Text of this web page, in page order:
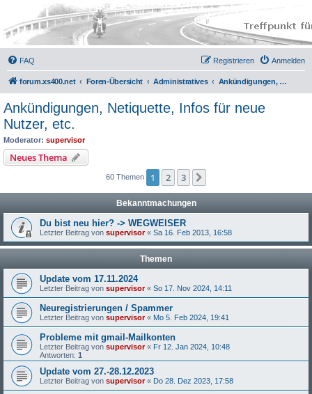
FAQ Anmelden
Registrieren
forum.xs400.net Foren-Übersicht Administratives Ankündigungen, Netiquette, Infos für neue Nutzer, etc.
Ankündigungen, Netiquette, Infos für neue
Nutzer, etc.
Moderator: supervisor
Neues Thema
60 Themen 1 2 3
Bekanntmachungen
Du bist neu hier? -> WEGWEISER
Letzter Beitrag von supervisor« Sa 16. Feb 2013, 16:58
Themen
Update vom 17.11.2024
Letzter Beitrag von supervisor« So 17. Nov 2024, 14:11
Neuregistrierungen / Spammer
Letzter Beitrag von supervisor« Mo 5. Feb 2024, 19:41
Probleme mit gmail-Mailkonten
Letzter Beitrag von supervisor« Fr 12. Jan 2024, 10:48
Antworten: 1
Update vom 27.-28.12.2023
Letzter Beitrag von supervisor« Do 28. Dez 2023, 17:58